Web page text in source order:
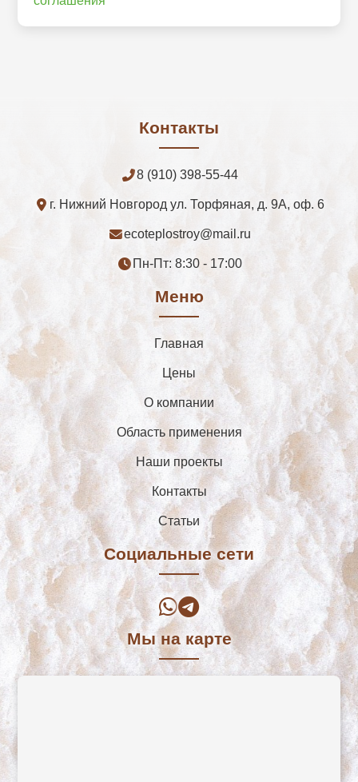
Контакты
8 (910) 398-55-44
г. Нижний Новгород ул. Торфяная, д. 9А, оф. 6
ecoteplostroy@mail.ru
Пн-Пт: 8:30 - 17:00
Меню
Главная
Цены
О компании
Область применения
Наши проекты
Контакты
Cтатьи
Социальные сети
Мы на карте